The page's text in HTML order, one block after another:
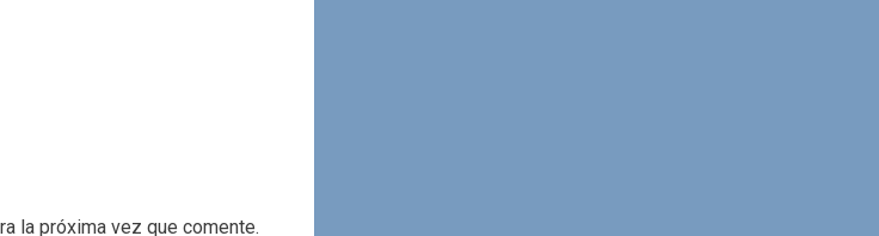
la próxima vez que comente.